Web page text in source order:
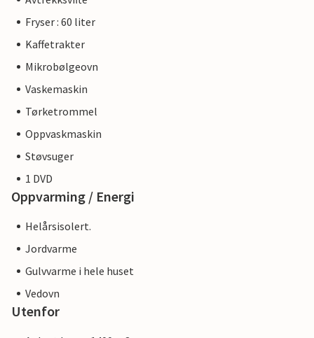
Fryser : 60 liter
Kaffetrakter
Mikrobølgeovn
Vaskemaskin
Tørketrommel
Oppvaskmaskin
Støvsuger
1 DVD
Oppvarming / Energi
Helårsisolert.
Jordvarme
Gulvvarme i hele huset
Vedovn
Utenfor